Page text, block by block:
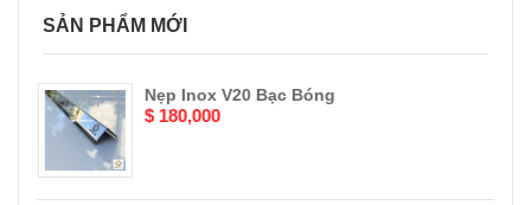
SẢN PHẨM MỚI
Nẹp Inox V20 Bạc Bóng
$ 180,000